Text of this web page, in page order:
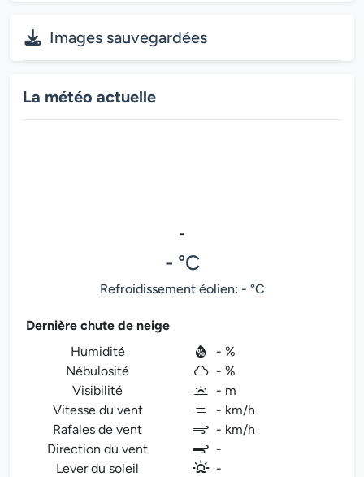
Images sauvegardées
La météo actuelle
-
- °C
Refroidissement éolien: - °C
Dernière chute de neige
Humidité
- %
Nébulosité
- %
Visibilité
- m
Vitesse du vent
- km/h
Rafales de vent
- km/h
Direction du vent
-
Lever du soleil
-